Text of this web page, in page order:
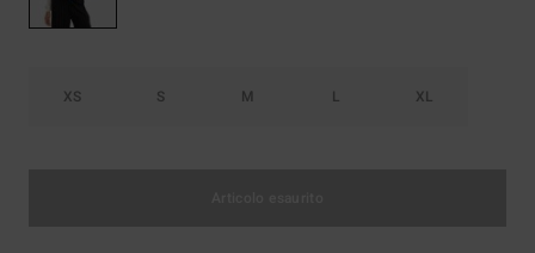
XS S M L XL